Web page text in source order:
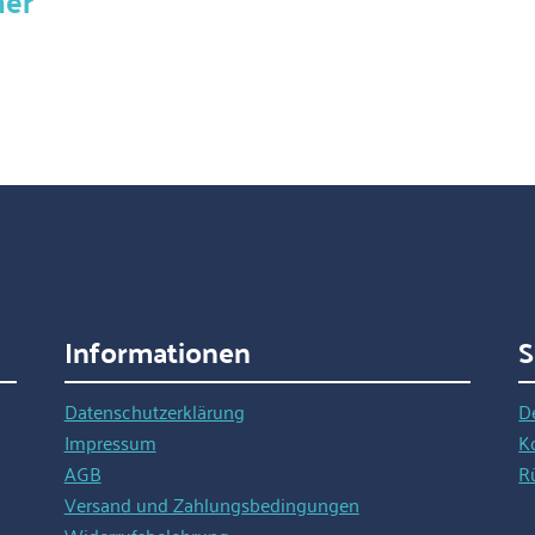
Informationen
Datenschutzerklärung
Impressum
AGB
Versand und Zahlungsbedingungen